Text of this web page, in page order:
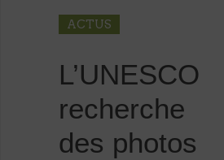
ACTUS
L’UNESCO
recherche
des photos